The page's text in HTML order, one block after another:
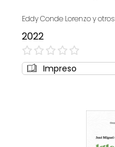
Eddy Conde Lorenzo y otros
2022
0%
Impreso